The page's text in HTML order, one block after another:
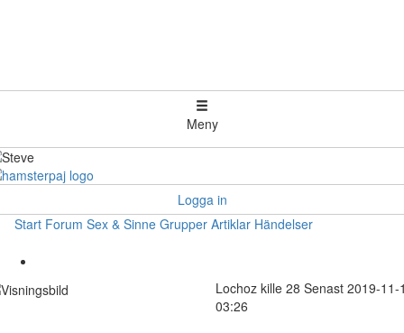
Meny
Logga in
Start Forum Sex & Sinne Grupper Artiklar Händelser
Lochoz kille 28 Senast 2019-11-
03:26